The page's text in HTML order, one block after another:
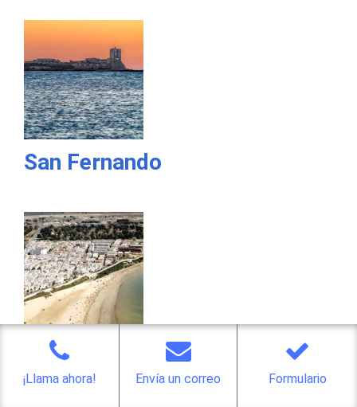
San Fernando
Rota
¡Llama ahora! Envía un correo Formulario